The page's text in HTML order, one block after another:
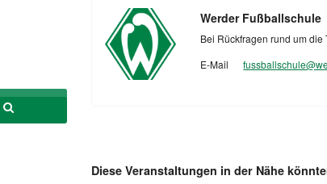
Werder Fußballschule
Bei Rückfragen rund um
E-Mail
Diese Veranstaltungen in der Nähe